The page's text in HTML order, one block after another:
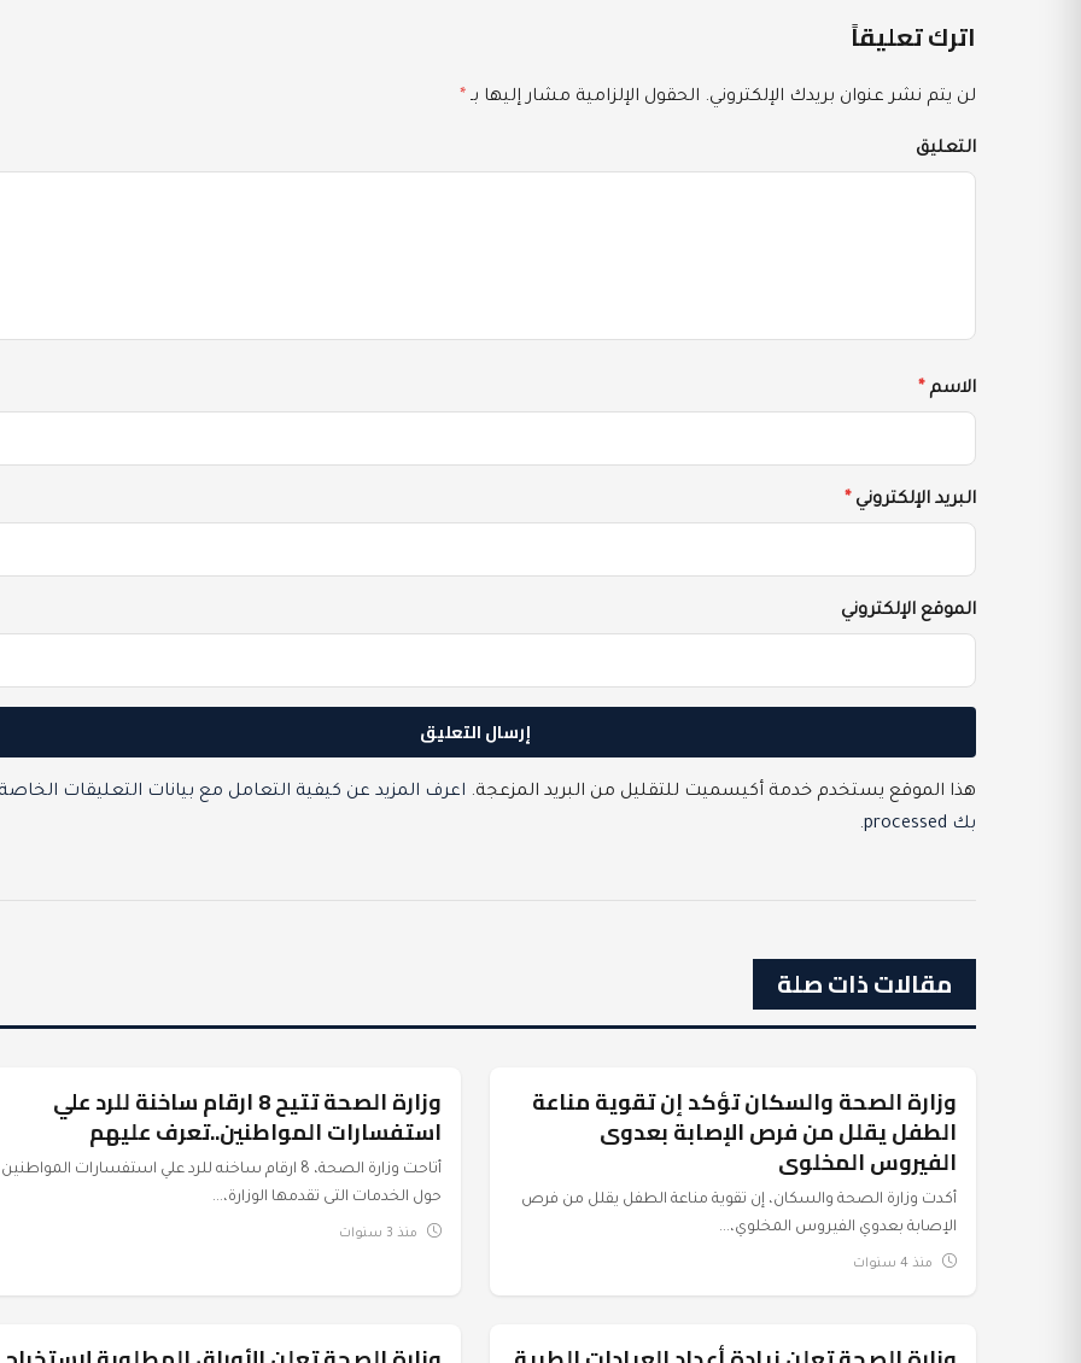
اترك تعليقاً
لن يتم نشر عنوان بريدك الإلكتروني. الحقول الإلزامية مشار إليها بـ *
التعليق
الاسم *
البريد الإلكتروني *
الموقع الإلكتروني
هذا الموقع يستخدم خدمة أكيسميت للتقليل من البريد المزعجة. اعرف المزيد عن كيفية التعامل مع بيانات التعليقات
بك processed
.
مقالات ذات صلة
عرب وعالم
وزارة الصحة والسكان تؤكد إن تقوية مناعة
الطفل يقلل من فرص الإصابة بعدوى
الفيروس المخلوى
أكدت وزارة الصحة والسكان، إن تقوية مناعة الطفل يقلل من فرص
الإصابة بعدوي الفيروس المخلوي،...
منذ 4 سنوات
عرب وعالم وزارة الصحة تتيح 8 ارقام ساخنة للرد علي
استفسارات المواطنين..تعرف عليهم
أتاحت وزارة الصحة، 8 ارقام ساخنه للرد علي استفسارات
حول الخدمات التى تقدمها الوزارة،...
منذ 3 سنوات